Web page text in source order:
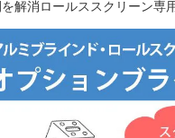
解消ロールススクリーン専